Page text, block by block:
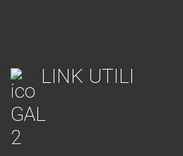
LINK UTILI